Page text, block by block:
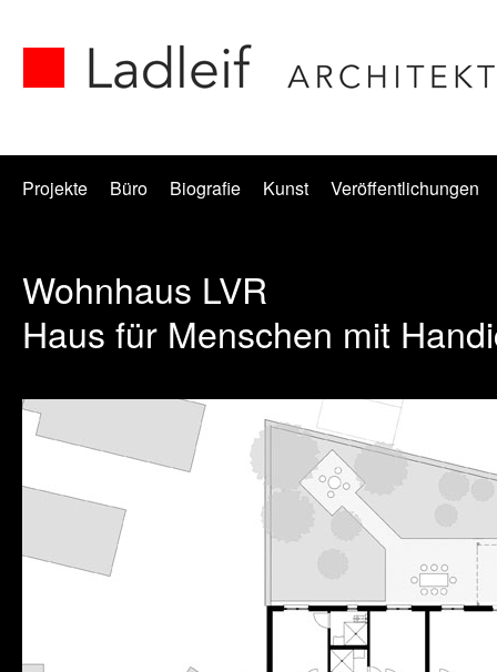
Projekte Büro Biografie Kunst Veröffentlichungen
Wohnhaus LVR
Haus für Menschen mit